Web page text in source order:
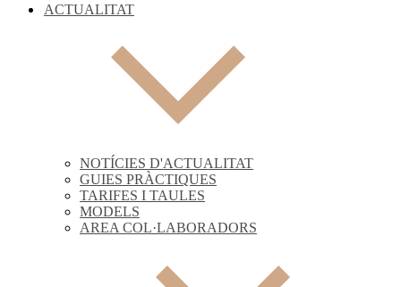
ACTUALITAT
NOTÍCIES D'ACTUALITAT
GUIES PRÀCTIQUES
TARIFES I TAULES
MODELS
AREA COL·LABORADORS